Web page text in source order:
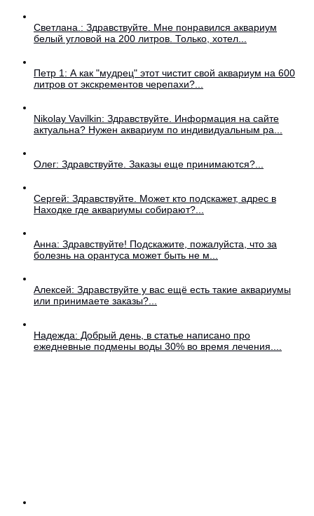
Светлана.: Здравствуйте. Мне понравился аквариум
белый угловой на 200 литров. Только, хотел...
Петр 1: А как "мудрец" этот чистит свой аквариум на 600
литров от экскрементов черепахи?...
Nikolay Vavilkin: Здравствуйте. Информация на сайте
актуальна? Нужен аквариум по индивидуальным ра...
Олег: Здравствуйте. Заказы еще принимаются?...
Сергей: Здравствуйте. Может кто подскажет, адрес в
Находке где аквариумы собирают?...
Анна: Здравствуйте! Подскажите, пожалуйста, что за
болезнь на орантуса может быть не м...
Алексей: Здравствуйте у вас ещё есть такие аквариумы
или принимаете заказы?...
Надежда: Добрый день, в статье написано про
ежедневные подмены воды 30% во время лечения....